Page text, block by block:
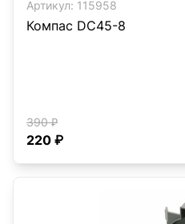
Артикул: 115958
Компас DC45-8
390 ₽
220 ₽